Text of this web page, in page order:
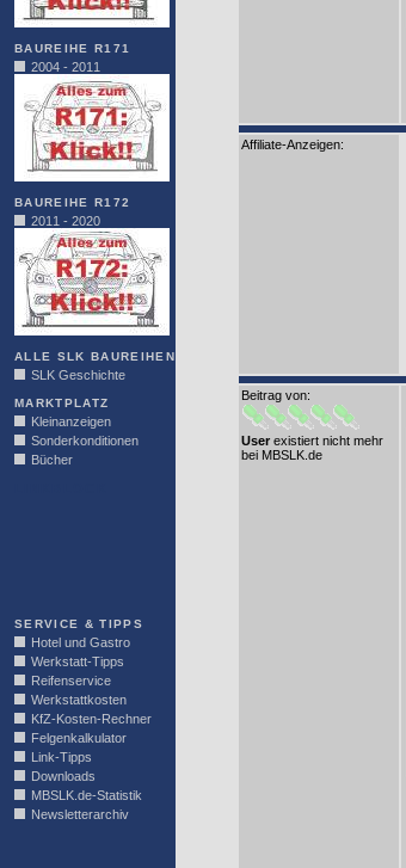
BAUREIHE R171
2004 - 2011
BAUREIHE R172
2011 - 2020
ALLE SLK BAUREIHEN
SLK Geschichte
MARKTPLATZ
Kleinanzeigen
Sonderkonditionen
Bücher
SERVICE & TIPPS
Hotel und Gastro
Werkstatt-Tipps
Reifenservice
Werkstattkosten
KfZ-Kosten-Rechner
Felgenkalkulator
Link-Tipps
Downloads
MBSLK.de-Statistik
Newsletterarchiv
Affiliate-Anzeigen:
Beitrag von:
User existiert nicht mehr
bei MBSLK.de